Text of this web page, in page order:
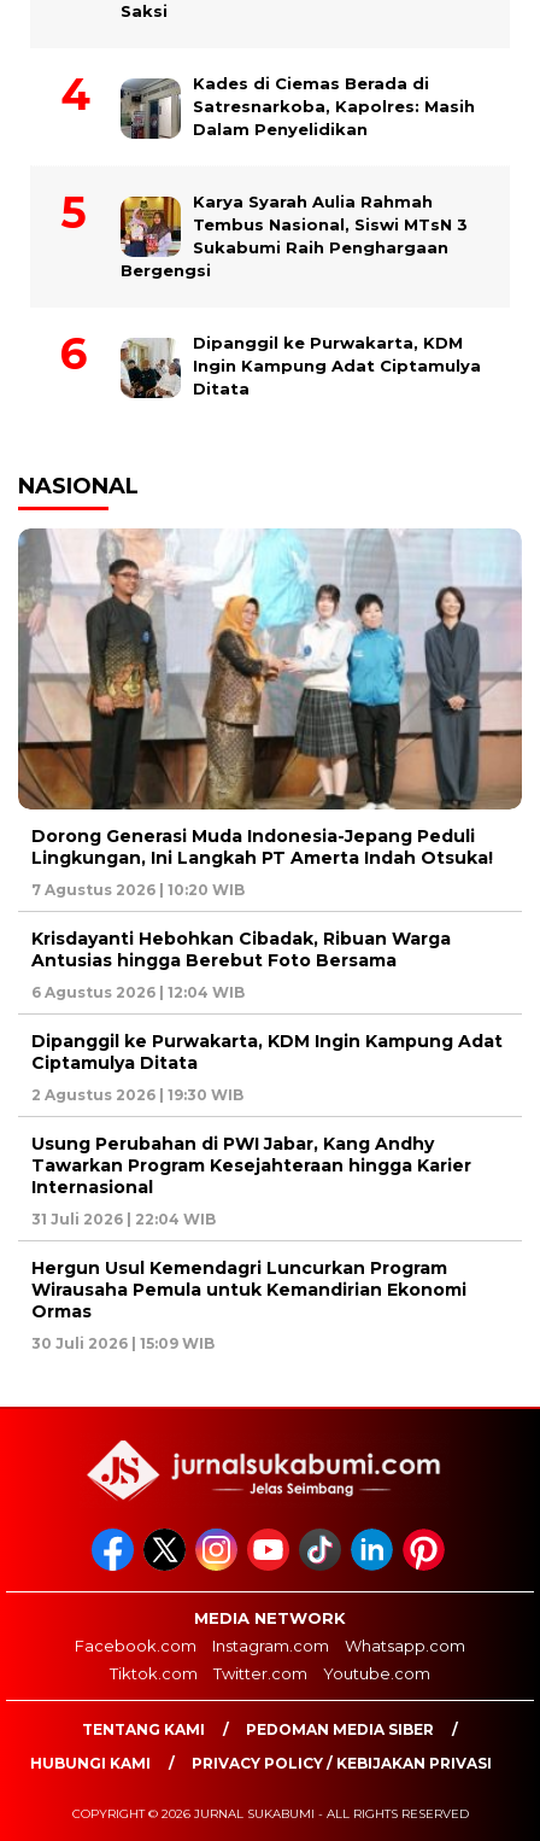
Saksi
Kades di Ciemas Berada di
Satresnarkoba, Kapolres: Masih
Dalam Penyelidikan
Karya Syarah Aulia Rahmah
Tembus Nasional, Siswi MTsN 3
Sukabumi Raih Penghargaan
Bergengsi
Dipanggil ke Purwakarta, KDM
Ingin Kampung Adat Ciptamulya
Ditata
NASIONAL
Dorong Generasi Muda Indonesia-Jepang Peduli
Lingkungan, Ini Langkah PT Amerta Indah Otsuka!
7 Agustus 2026 | 10:20 WIB
Krisdayanti Hebohkan Cibadak, Ribuan Warga
Antusias hingga Berebut Foto Bersama
6 Agustus 2026 | 12:04 WIB
Dipanggil ke Purwakarta, KDM Ingin Kampung Adat
Ciptamulya Ditata
2 Agustus 2026 | 19:30 WIB
Usung Perubahan di PWI Jabar, Kang Andhy
Tawarkan Program Kesejahteraan hingga Karier
Internasional
31 Juli 2026 | 22:04 WIB
Hergun Usul Kemendagri Luncurkan Program
Wirausaha Pemula untuk Kemandirian Ekonomi
Ormas
30 Juli 2026 | 15:09 WIB
MEDIA NETWORK
Facebook.com
Instagram.com
Whatsapp.com
Tiktok.com
Twitter.com Youtube.com
TENTANG KAMI
PEDOMAN MEDIA SIBER
HUBUNGI KAMI
PRIVACY POLICY / KEBIJAKAN PRIVASI
COPYRIGHT © 2026 JURNAL SUKABUMI - ALL RIGHTS RESERVED